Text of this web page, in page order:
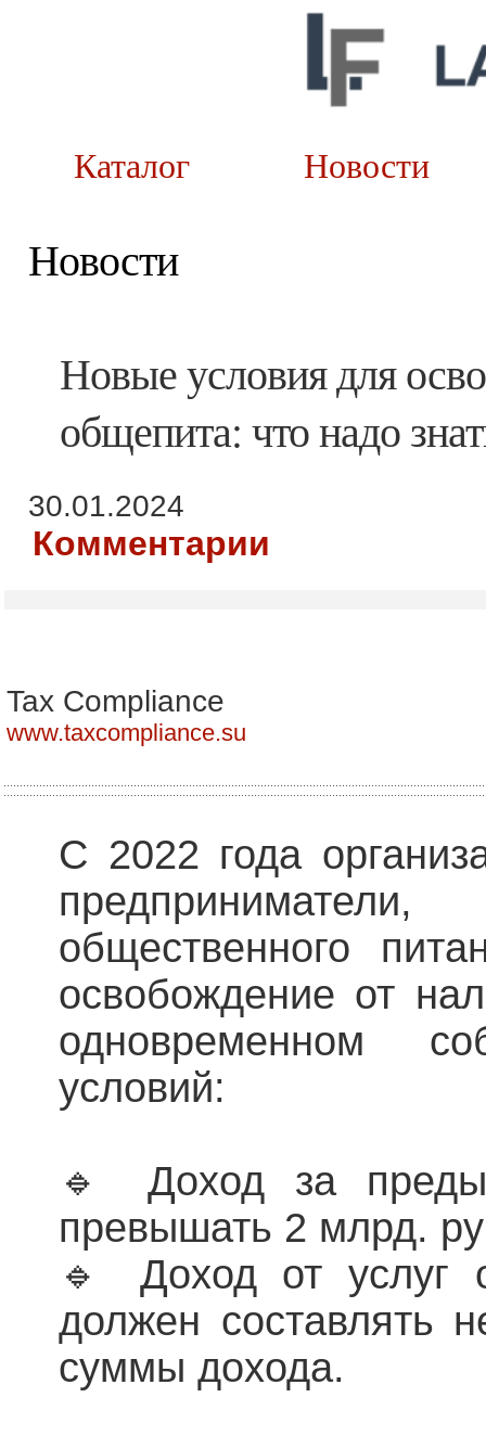
Каталог
Новости
Новые условия для
общепита: что надо
30.01.2024
Комментарии
Tax Compliance
www.taxcompliance.su
С 2022 года
общественного
освобождение от
одновременном
условий:
🔹 Доход за
превышать 2 млрд.
🔹 Доход от услуг
должен составлять
суммы дохода.